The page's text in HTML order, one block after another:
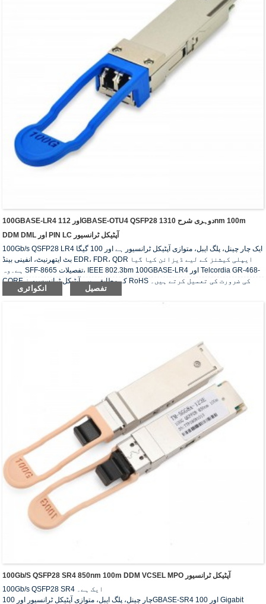
100GBASE-LR4 اور 112GBASE-OTU4 QSFP28 دوہری شرح 1310nm 100m
DDM DML اور PIN LC آپٹیکل ٹرانسیور
100Gb/s QSFP28 LR4 ایک چار چینل، پلگ ایبل، متوازی آپٹیکل ٹرانسیور ہے اور 100 گیگا
بٹ ایتھرنیٹ، انفینی بینڈ EDR، FDR، QDR ایپلی کیشنز کے لیے ڈیزائن کیا گیا
ہے۔وہ SFF-8665 تفصیلات، IEEE 802.3bm 100GBASE-LR4 اور Telcordia GR-468-
CORE کے مطابق ہیں۔آپٹیکل ٹرانسسیورز RoHS کی ضرورت کی تعمیل کرتے ہیں۔
انکوائری تفصیل
100Gb/s QSFP28 SR4 850nm 100m DDM VCSEL MPO آپٹیکل ٹرانسیور
100Gb/s QSFP28 SR4 ایک ہے۔
چار چینل، پلگ ایبل، متوازی آپٹیکل ٹرانسیور اور 100GBASE-SR4 اور 100 Gigabit